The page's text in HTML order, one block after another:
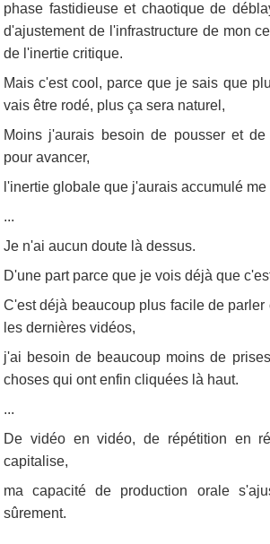
phase fastidieuse et chaotique de
d'ajustement de l'infrastructure de mon
de l'inertie critique.
Mais c'est cool, parce que je sais que
vais être rodé, plus ça sera naturel,
Moins j'aurais besoin de pousser et de
pour avancer,
l'inertie globale que j'aurais accumulé me
...
Je n'ai aucun doute là dessus.
D'une part parce que je vois déjà que
C'est déjà beaucoup plus facile de parler
les dernières vidéos,
j'ai besoin de beaucoup moins de
choses qui ont enfin cliquées là haut.
...
De vidéo en vidéo, de répétition en
capitalise,
ma capacité de production orale
sûrement.